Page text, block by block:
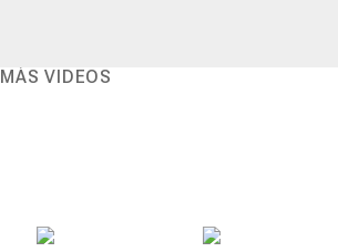
MÁS VIDEOS